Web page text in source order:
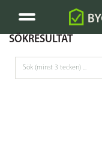
SÖKRESULTAT